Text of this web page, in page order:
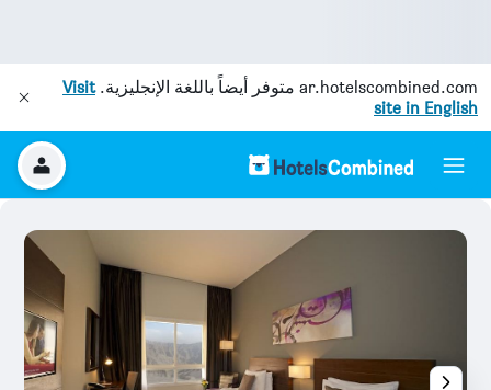
ar.hotelscombined.com متوفر أيضاً باللغة الإنجليزية.Visit
site in English